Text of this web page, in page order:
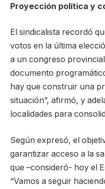
Proyección política y
El sindicalista recordó
votos en la última
a un congreso
documento
hay que construir una
situación”, afirmó, y
localidades para
Según expresó, el
garantizar acceso a la
que –consideró- hoy el
“Vamos a seguir